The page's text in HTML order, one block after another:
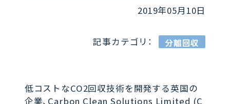
2019年05月10日
記事カテゴリ： 分離回収
低コストなCO2回収技術を開発する英国の
企業、Carbon Clean Solutions Limited (C